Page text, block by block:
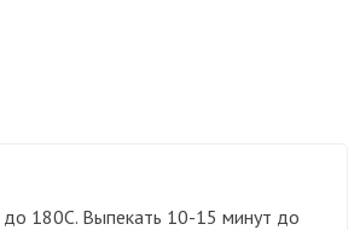
до 180С. Выпекать 10-15 минут до